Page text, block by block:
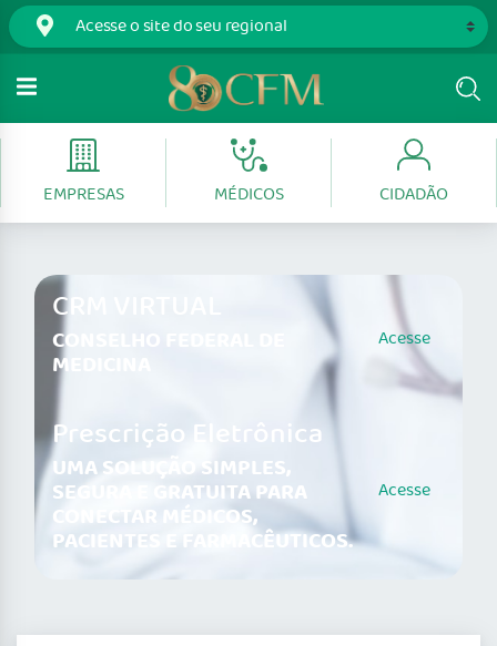
EMPRESAS MÉDICOS CIDADÃO
CRM VIRTUAL
CONSELHO FEDERAL DE
MEDICINA
Acesse
Prescrição Eletrônica
UMA SOLUÇÃO SIMPLES,
SEGURA E GRATUITA PARA
CONECTAR MÉDICOS,
PACIENTES E FARMACÊUTICOS.
Acesse